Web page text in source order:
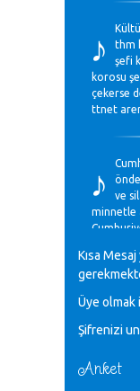
♪
thm
şefi
korosu
çekerse
ttnet
♪
ve
minnetle
Mavi
♪
Gülşah
Kısa
Üye olmak
Şifrenizi
Anket